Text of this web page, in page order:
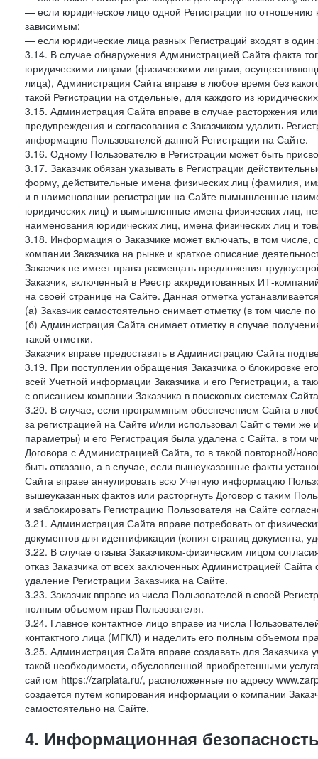
— если юридическое лицо одной Регистрации по отношению
зависимым;
— если юридические лица разных Регистраций входят в
3.14. В случае обнаружения Администрацией Сайта факта
юридическими лицами (физическими лицами,
лица), Администрация Сайта вправе в любое время без
такой Регистрации на отдельные, для каждого из
3.15. Администрация Сайта вправе в случае расторжения
предупреждения и согласования с Заказчиком удалить
информацию Пользователей данной Регистрации на Сайте.
3.16. Одному Пользователю в Регистрации может быть
3.17. Заказчик обязан указывать в Регистрации
форму, действительные имена физических лиц (фамилия,
и в наименовании регистрации на Сайте вымышленные
юридических лиц) и вымышленные имена физических лиц,
наименования юридических лиц, имена физических лиц и
3.18. Информация о Заказчике может включать, в том
компании Заказчика на рынке и краткое описание
Заказчик не имеет права размещать предложения
Заказчик, включенный в Реестр аккредитованных ИТ-
на своей странице на Сайте. Данная отметка
(а) Заказчик самостоятельно снимает отметку (в том числе
(б) Администрация Сайта снимает отметку в случае
такой отметки.
Заказчик вправе предоставить в Администрацию Сайта
3.19. При поступлении обращения Заказчика о блокировке
всей Учетной информации Заказчика и его Регистрации, а
с описанием компании Заказчика в поисковых системах
3.20. В случае, если программным обеспечением Сайта в
за регистрацией на Сайте и/или использовал Сайт с теми
параметры) и его Регистрация была удалена с Сайта, в том
Договора с Администрацией Сайта, то в такой повторной/
быть отказано, а в случае, если вышеуказанные факты
Сайта вправе аннулировать всю Учетную информацию
вышеуказанных фактов или расторгнуть Договор с таким
и заблокировать Регистрацию Пользователя на Сайте
3.21. Администрация Сайта вправе потребовать от
документов для идентификации (копия страниц документа,
3.22. В случае отзыва Заказчиком-физическим лицом
отказ Заказчика от всех заключенных Администрацией
удаление Регистрации Заказчика на Сайте.
3.23. Заказчик вправе из числа Пользователей в своей
полным объемом прав Пользователя.
3.24. Главное контактное лицо вправе из числа
контактного лица (МГКЛ) и наделить его полным объемом
3.25. Администрация Сайта вправе создавать для
такой необходимости, обусловленной приобретенными
сайтом https://zarplata.ru/, расположенные по адресу
создается путем копирования информации о компании
самостоятельно на Сайте.
4. Информационная